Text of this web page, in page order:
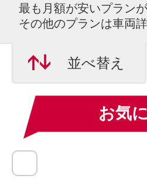
最も月額が安いプラン
その他のプランは車両
並べ替え
お気